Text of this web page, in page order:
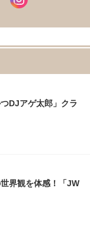
DJアゲ太郎」クラ
界観を体感！「JW